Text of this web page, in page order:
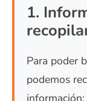
1.
Para poder
podemos
información: